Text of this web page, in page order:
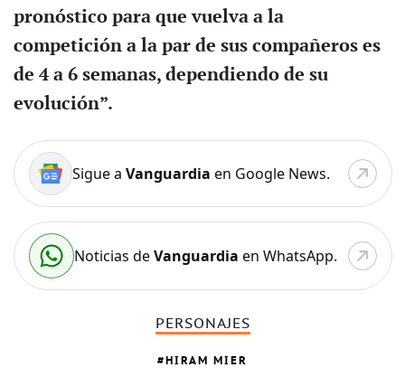
pronóstico para que vuelva a la
competición a la par de sus compañeros es
de 4 a 6 semanas, dependiendo de su
evolución”.
Sigue a Vanguardia en Google News.
Noticias deVanguardia en WhatsApp.
PERSONAJES
HIRAM MIER